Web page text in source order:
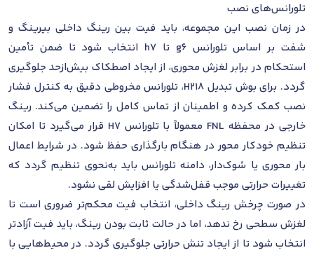
تلورانس‌های نصب
در زمان نصب این مجموعه، باید فیت بین رینگ داخلی بیرینگ و
شفت بر اساس تلورانس g6 تا h7 انتخاب شود تا ضمن تأمین
استحکام در برابر لغزش محوری، از ایجاد اصطکاک بیش‌ازحد جلوگیری
گردد. برای بوش تبدیل H218، تلورانس مخروطی دقیق به کنترل فشار
نصب کمک کرده و اطمینان از تماس کامل را تضمین می‌کند. رینگ
خارجی در محفظه FNL معمولاً با تلورانس H7 قرار می‌گیرد تا امکان
تنظیم خودکار محور در هنگام بارگذاری حفظ شود. در شرایط اعمال
بار محوری یا شوک‌دار، دامنه تلورانس باید به‌نحوی تنظیم گردد که
تغییرات حرارتی موجب قفل‌شدگی یا افزایش لقی نشود.
در صورت چرخش رینگ داخلی، انتخاب فیت محکم‌تر ضروری است تا
لغزش سطحی رخ ندهد، اما در حالت ثابت بودن رینگ، باید فیت آزادتر
انتخاب شود تا از ایجاد تنش حرارتی جلوگیری گردد. در محیط‌هایی با